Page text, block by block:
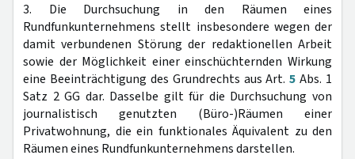
3. Die Durchsuchung in den Räumen eines
Rundfunkunternehmens stellt insbesondere wegen der
damit verbundenen Störung der redaktionellen Arbeit
sowie der Möglichkeit einer einschüchternden Wirkung
eine Beeinträchtigung des Grundrechts aus Art.5 Abs. 1
Satz 2 GG dar. Dasselbe gilt für die Durchsuchung von
journalistisch genutzten (Büro-)Räumen einer
Privatwohnung, die ein funktionales Äquivalent zu den
Räumen eines Rundfunkunternehmens darstellen.